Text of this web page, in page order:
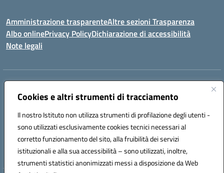
Cookies e altri strumenti di tracciamento
Il nostro Istituto non utilizza strumenti di profilazione degli utenti -
sono utilizzati esclusivamente cookies tecnici necessari al
corretto funzionamento del sito, alla fruibilità dei servizi
istituzionali e alla sua accessibilità – sono utilizzati, inoltre,
strumenti statistici anonimizzati messi a disposizione da Web
Amministrazione trasparenteAltre sezioni Trasparenza
Albo onlinePrivacy PolicyDichiarazione di accessibilità
Note legali
Indirizzo:
Centralino:0923714186 Email:tpvc050004@istruzione.it
Codice fiscale: 91042910819
Codice meccanografico:
TPVC050004
Codice Indice delle Pubbliche Amministrazioni (IPA): istsc_tpvc050004